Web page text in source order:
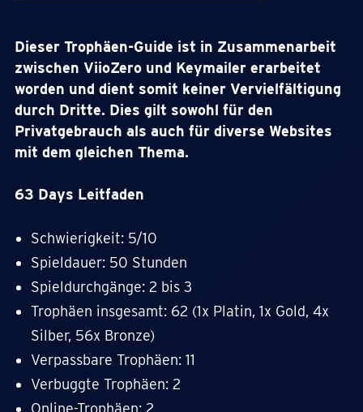
Dieser Trophäen-Guide ist in Zusammenarbeit
zwischen ViioZero und Keymailer erarbeitet
worden und dient somit keiner Vervielfältigung
durch Dritte. Dies gilt sowohl für den
Privatgebrauch als auch für diverse Websites
mit dem gleichen Thema.
63 Days Leitfaden
Schwierigkeit: 5/10
Spieldauer: 50 Stunden
Spieldurchgänge: 2 bis 3
Trophäen insgesamt: 62 (1x Platin, 1x Gold, 4x
Silber, 56x Bronze)
Verpassbare Trophäen: 11
Verbuggte Trophäen: 2
Online-Trophäen: 2